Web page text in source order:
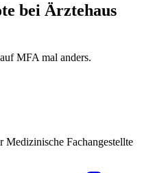
bei Ärztehaus
MFA mal anders.
Fachangestellte